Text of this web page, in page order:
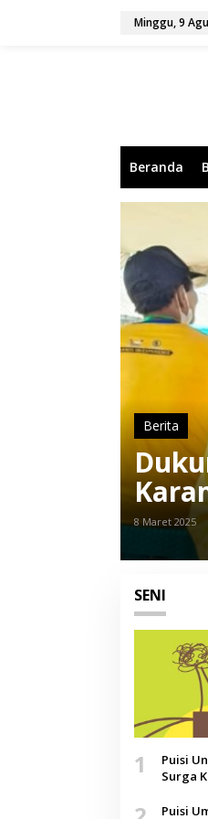
Minggu, 9
Beranda
Berita
8 Maret 2025
SENI
1
Puisi
Surga
Doa
Puisi